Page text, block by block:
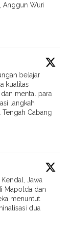
Anggun Wuri
belajar
kualitas
mental para
langkah
Cabang
Jawa
Mapolda dan
menuntut
dua